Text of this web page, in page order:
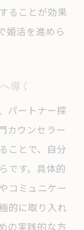
ることが効果
婚活を進めら
導く
パートナー探
カウンセラー
ことで、自分
です。具体的
コミュニケー
的に取り入れ
の実践的な方